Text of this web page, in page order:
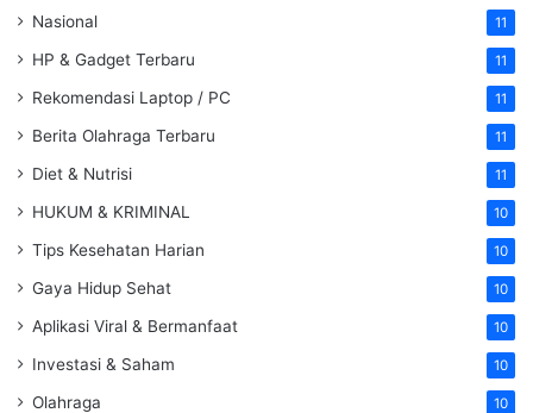
Nasional 11
HP & Gadget Terbaru 11
Rekomendasi Laptop / PC 11
Berita Olahraga Terbaru 11
Diet & Nutrisi 11
HUKUM & KRIMINAL 10
Tips Kesehatan Harian 10
Gaya Hidup Sehat 10
Aplikasi Viral & Bermanfaat 10
Investasi & Saham 10
Olahraga 10